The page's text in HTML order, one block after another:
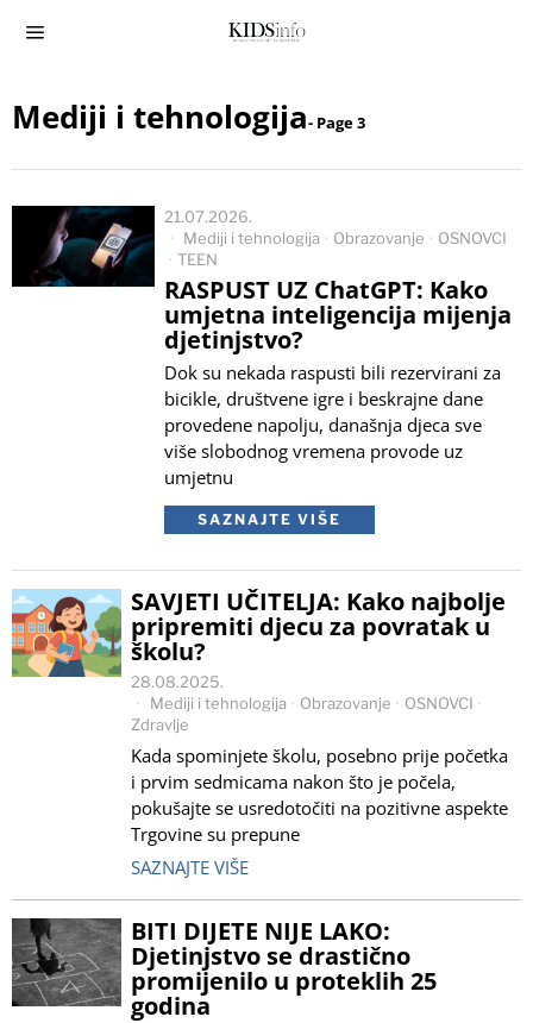
Mediji i tehnologija- Page 3
21.07.2026.
Mediji i tehnologija · Obrazovanje · OSNOVCI
· TEEN
RASPUST UZ ChatGPT: Kako
umjetna inteligencija mijenja
djetinjstvo?
Dok su nekada raspusti bili rezervirani za
bicikle, društvene igre i beskrajne dane
provedene napolju, današnja djeca sve
više slobodnog vremena provode uz
umjetnu
SAZNAJTE VIŠE
SAVJETI UČITELJA: Kako najbolje
pripremiti djecu za povratak u
školu?
28.08.2025.
Mediji i tehnologija · Obrazovanje · OSNOVCI ·
Zdravlje
Kada spominjete školu, posebno prije početka
i prvim sedmicama nakon što je počela,
pokušajte se usredotočiti na pozitivne aspekte
Trgovine su prepune
SAZNAJTE VIŠE
BITI DIJETE NIJE LAKO:
Djetinjstvo se drastično
promijenilo u proteklih 25
godina